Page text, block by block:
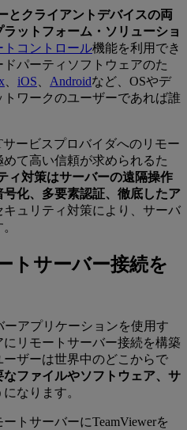
とクライアントデバイスの両
ットフォーム・ソリューショ
トコントロール機能を利用でき
パーティソフトウェアのた
iOS Androidなど、OSやデ
ワークのユーザーであれば誰
ービスプロバイダへのリモー
て高い信頼が求められるた
ィ対策はサーバーの遠隔操作
号化、多要素認証、徹底したア
キュリティ対策により、サーバ
トサーバー接続を
ーアプリケーションを使用す
リモートサーバー接続を構築
ザーは世界中のどこからで
なファイルやソフトウェア、サ
なります。
トサーバーにTeamViewerを